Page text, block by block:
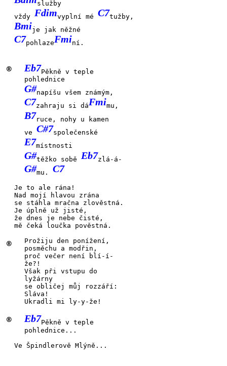
služby
vždy Fdimvyplní méC7tužby,
Bmije jak něžné
C7pohlazeFminí.
® Eb7Pěkně v teple
pohlednice
G#napíšu všem známým,
C7zahraju si dáFmimu,
B7ruce, nohy u kamen
ve C#7společenské
E7místnosti
G#těžko soběEb7zlá-á-
G#mu.C7
Je to ale
rána!
Nad mojí hlavou zrána
se stáhla mračna zlověstná.
Je úplně už jisté,
že dnes je nebe čisté,
mě čeká loučka pověstná.
®
Prožiju den ponížení,
posměchu a modřin,
proč večer není blí-í-
že?!
Však při vstupu do
lyžárny
se obličej můj
rozzáří:
Sláva!
Ukradli mi
ly-y- že!
® Eb7Pěkně v teple
pohlednice...
Ve Špindlerově Mlýně...